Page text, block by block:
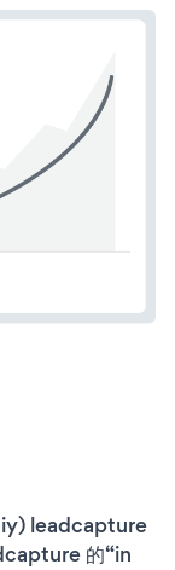
leadcapture
的“in